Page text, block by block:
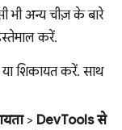
भी अन्य चीज़ के बारे
करें.
शिकायत करें. साथ
> DevTools से